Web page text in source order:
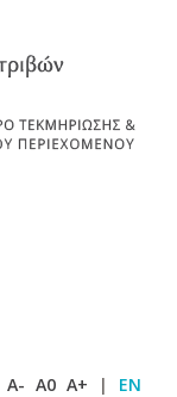
A- A0 A+ | EN